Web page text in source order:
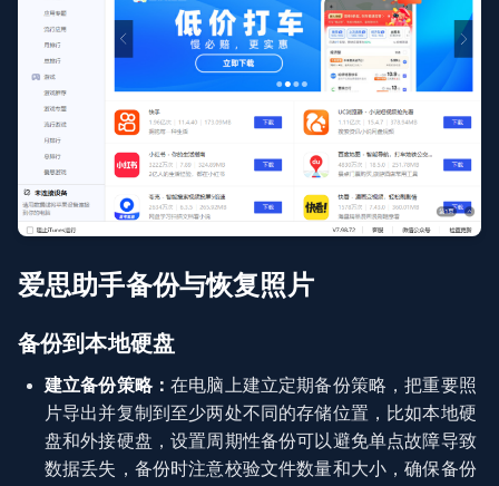
爱思助手备份与恢复照片
备份到本地硬盘
建立备份策略：在电脑上建立定期备份策略，把重要照
片导出并复制到至少两处不同的存储位置，比如本地硬
盘和外接硬盘，设置周期性备份可以避免单点故障导致
数据丢失，备份时注意校验文件数量和大小，确保备份